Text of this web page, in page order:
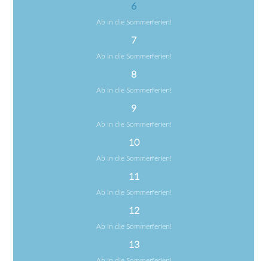
6
Ab in die Sommerferien!
7
Ab in die Sommerferien!
8
Ab in die Sommerferien!
9
Ab in die Sommerferien!
10
Ab in die Sommerferien!
11
Ab in die Sommerferien!
12
Ab in die Sommerferien!
13